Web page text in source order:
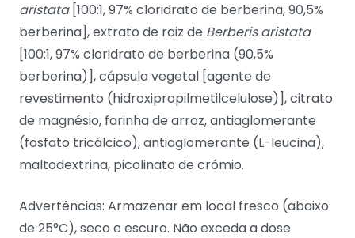
aristata[100:1, 97% cloridrato de berberina, 90,5%
berberina], extrato de raiz de Berberis aristata
[100:1, 97% cloridrato de berberina (90,5%
berberina)], cápsula vegetal [agente de
revestimento (hidroxipropilmetilcelulose)], citrato
de magnésio, farinha de arroz, antiaglomerante
(fosfato tricálcico), antiaglomerante (L-leucina),
maltodextrina, picolinato de crómio.
Advertências: Armazenar em local fresco (abaixo
de 25°C), seco e escuro. Não exceda a dose